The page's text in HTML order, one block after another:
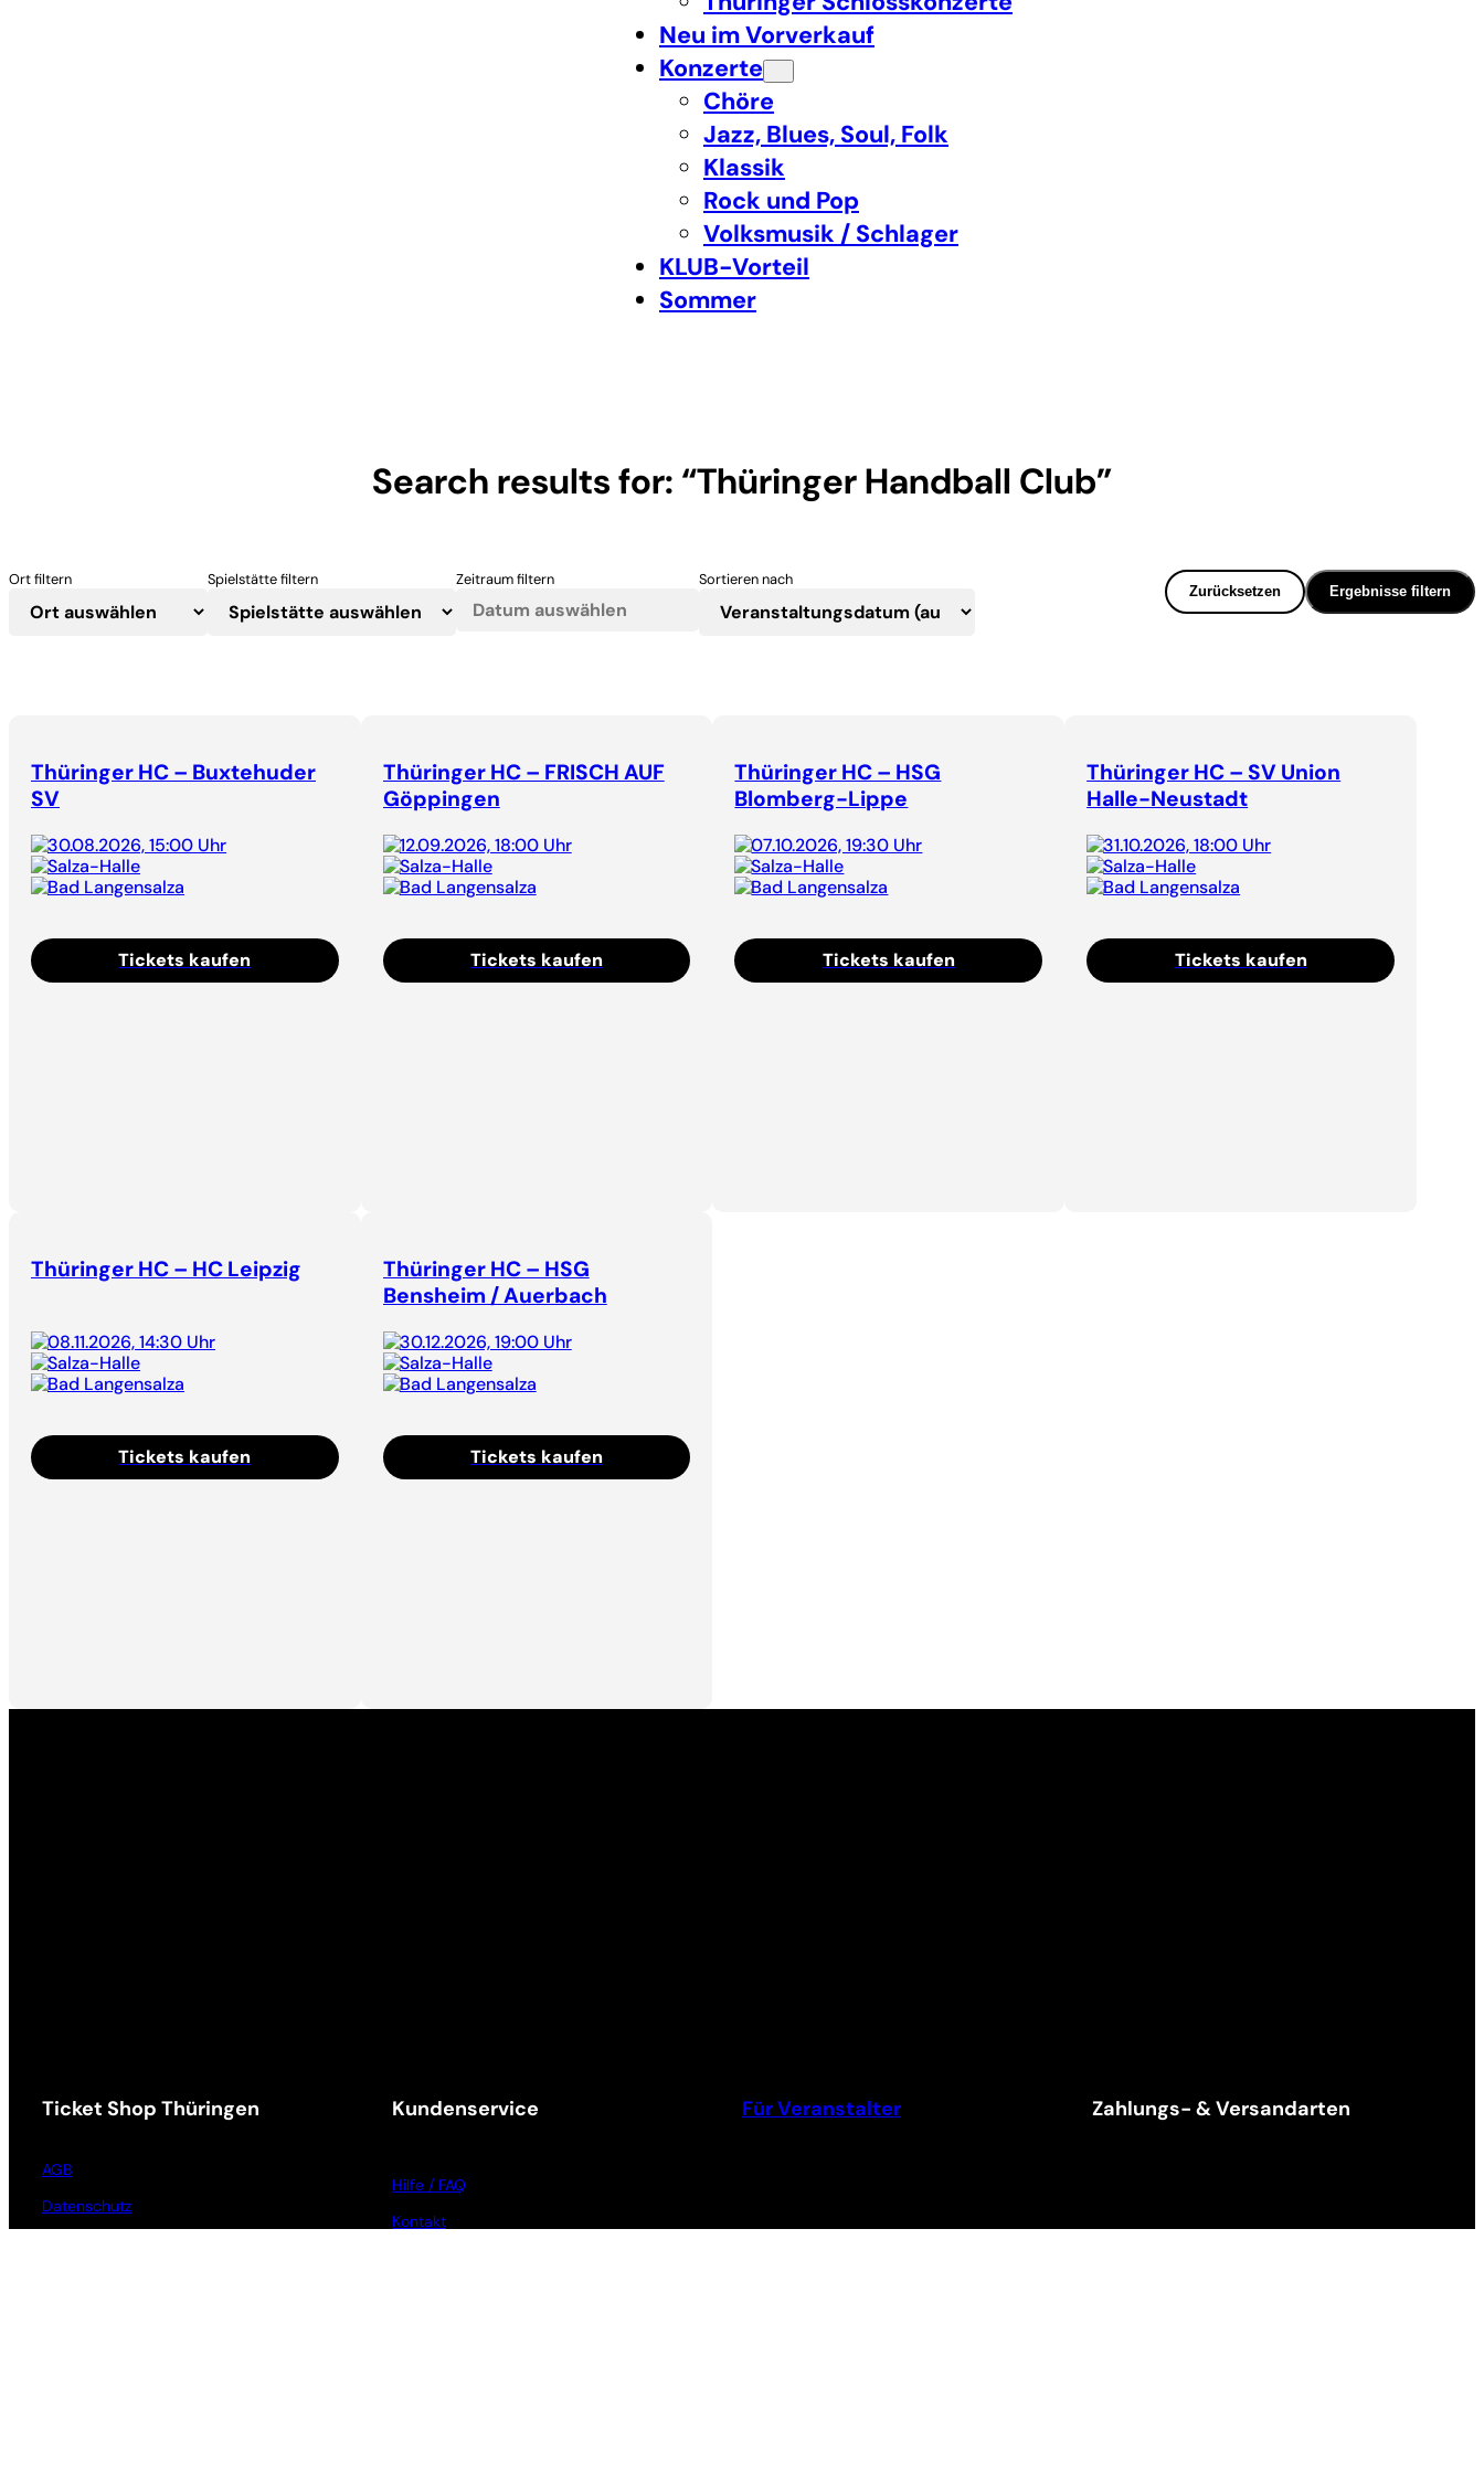
Neu im Vorverkauf
Konzerte
Chöre
Jazz, Blues, Soul, Folk
Klassik
Rock und Pop
Volksmusik / Schlager
KLUB-Vorteil
Sommer
Search results for: “Thüringer Handball Club”
Ort filtern Spielstätte filtern Zeitraum filtern Sortieren nach
Zurücksetzen Ergebnisse filtern
Thüringer HC – Buxtehuder
SV
30.08.2026, 15:00 Uhr
Salza-Halle
Bad Langensalza
Tickets kaufen
Thüringer HC – FRISCH AUF
Göppingen
12.09.2026, 18:00 Uhr
Salza-Halle
Bad Langensalza
Tickets kaufen
Thüringer HC – HSG
Blomberg-Lippe
07.10.2026, 19:30 Uhr
Salza-Halle
Bad Langensalza
Tickets kaufen
Thüringer HC – SV Union
Halle-Neustadt
31.10.2026, 18:00 Uhr
Salza-Halle
Bad Langensalza
Tickets kaufen
Thüringer HC – HC Leipzig
08.11.2026, 14:30 Uhr
Salza-Halle
Bad Langensalza
Tickets kaufen
Thüringer HC – HSG
Bensheim / Auerbach
30.12.2026, 19:00 Uhr
Salza-Halle
Bad Langensalza
Tickets kaufen
Ticket Shop Thüringen
AGB
Datenschutz
Kundenservice
Hilfe / FAQ
Kontakt
Für Veranstalter Zahlungs- & Versandarten